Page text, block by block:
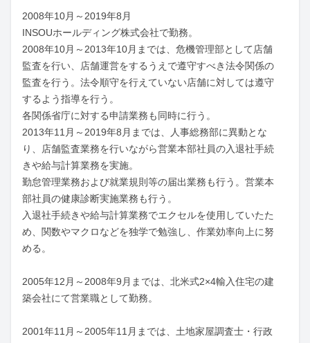
2008年10月～2019年8月
INSOUホールディング株式会社で勤務。
2008年10月～2013年10月までは、危機管理部として店舗
監査を行い、店舗運営をするうえで遵守すべき法令関係の
監査を行う。法令順守を行えていない店舗に対しては遵守
するよう指導を行う。
各関係省庁に対する申請業務も同時に行う。
2013年11月～2019年8月までは、人事総務部に異動とな
り、店舗監査業務を行いながら営業本部社員の入退社手続
きや給与計算業務を実施。
勤怠管理業務および就業規則等の届出業務も行う。営業本
部社員の健康診断実施業務も行う。
入退社手続きや給与計算業務でエクセルを使用していたた
め、関数やマクロなどを独学で勉強し、作業効率向上に努
める。
2005年12月～2008年9月までは、北米式2×4輸入住宅の建
築会社にて営業職として勤務。
2001年11月～2005年11月までは、土地家屋調査士・行政